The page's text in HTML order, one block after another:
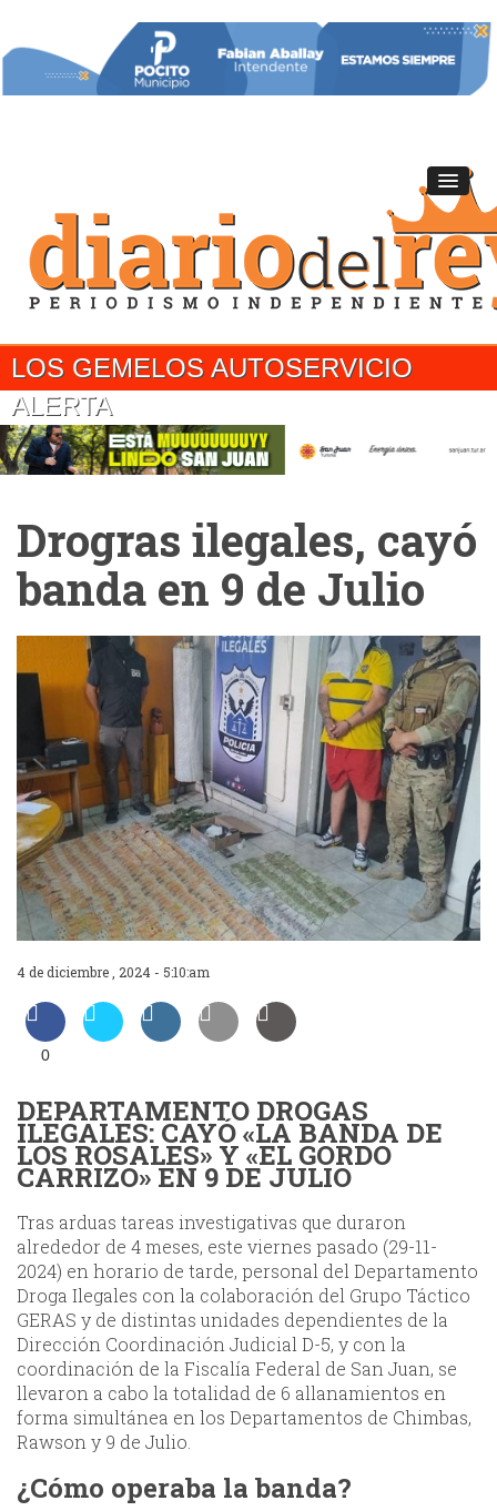
LOS GEMELOS AUTOSERVICIO
ALERTA
Drogras ilegales, cayó
banda en 9 de Julio
4 de diciembre , 2024 - 5:10:am
0
DEPARTAMENTO DROGAS
ILEGALES: CAYÓ «LA BANDA DE
LOS ROSALES» Y «EL GORDO
CARRIZO» EN 9 DE JULIO
Tras arduas tareas investigativas que duraron
alrededor de 4 meses, este viernes pasado (29-11-
2024) en horario de tarde, personal del Departamento
Droga Ilegales con la colaboración del Grupo Táctico
GERAS y de distintas unidades dependientes de la
Dirección Coordinación Judicial D-5, y con la
coordinación de la Fiscalía Federal de San Juan, se
llevaron a cabo la totalidad de 6 allanamientos en
forma simultánea en los Departamentos de Chimbas,
Rawson y 9 de Julio.
¿Cómo operaba la banda?